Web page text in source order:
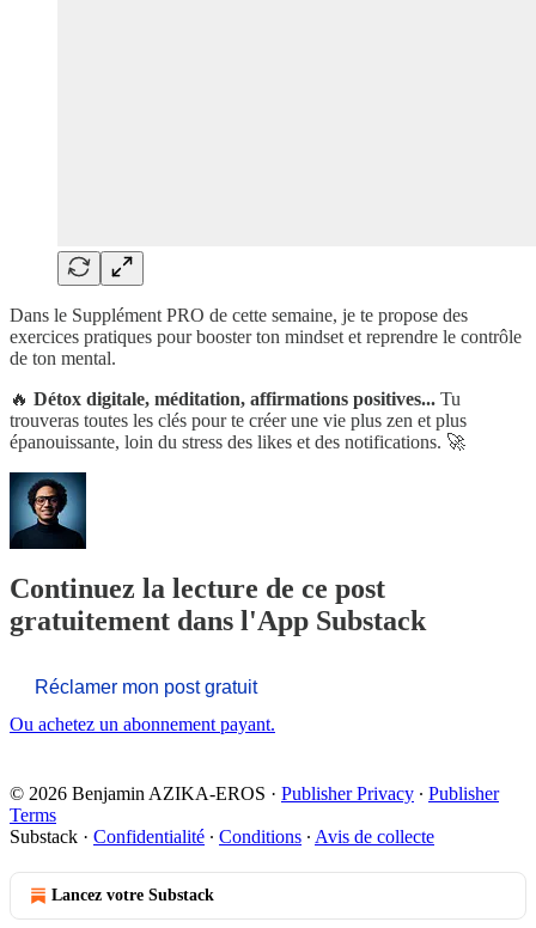
Dans le Supplément PRO de cette semaine, je te propose des
exercices pratiques pour booster ton mindset et reprendre le contrôle
de ton mental.
🔥 Détox digitale, méditation, affirmations positives... Tu
trouveras toutes les clés pour te créer une vie plus zen et plus
épanouissante, loin du stress des likes et des notifications. 🚀
Continuez la lecture de ce post
gratuitement dans l'App Substack
Réclamer mon post gratuit
Ou achetez un abonnement payant.
© 2026 Benjamin AZIKA-EROS · Publisher Privacy ∙ Publisher
Terms
Substack · Confidentialité ∙ Conditions ∙ Avis de collecte
Lancez votre Substack